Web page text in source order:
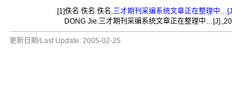
[1]佚名 佚名 佚名.三才期刊采编系统文章正在整理中
DONG Jie.三才期刊采编系统文章正在整理中
更新日期/Last Update: 2005-02-25